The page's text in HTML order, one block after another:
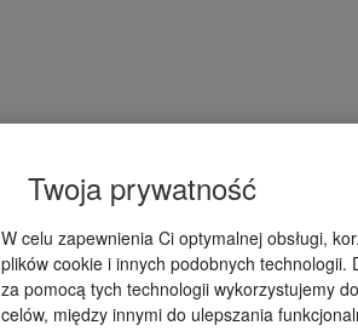
Twoja prywatność
W celu zapewnienia Ci optymalnej obsługi,
plików cookie i innych podobnych technologii.
za pomocą tych technologii wykorzystujemy
celów, między innymi do ulepszania